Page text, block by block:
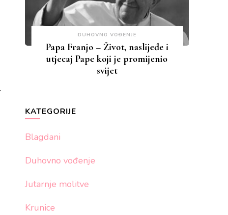
DUHOVNO VOĐENJE
Papa Franjo – Život, naslijeđe i
utjecaj Pape koji je promijenio
svijet
KATEGORIJE
Blagdani
Duhovno vođenje
Jutarnje molitve
Krunice